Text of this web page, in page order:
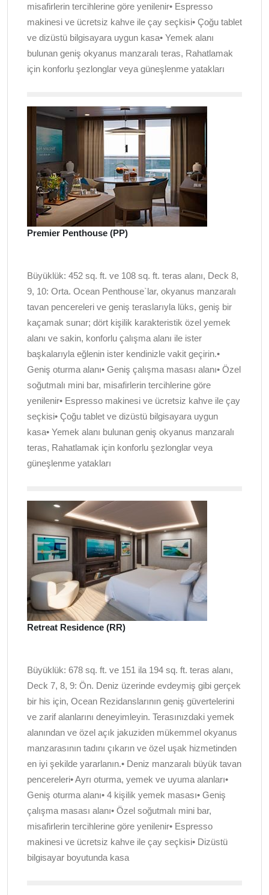
misafirlerin tercihlerine göre yenilenir• Espresso
makinesi ve ücretsiz kahve ile çay seçkisi• Çoğu tablet
ve dizüstü bilgisayara uygun kasa• Yemek alanı
bulunan geniş okyanus manzaralı teras, Rahatlamak
için konforlu şezlonglar veya güneşlenme yatakları
Premier Penthouse (PP)
Büyüklük: 452 sq. ft. ve 108 sq. ft. teras alanı, Deck 8,
9, 10: Orta. Ocean Penthouse`lar, okyanus manzaralı
tavan pencereleri ve geniş teraslarıyla lüks, geniş bir
kaçamak sunar; dört kişilik karakteristik özel yemek
alanı ve sakin, konforlu çalışma alanı ile ister
başkalarıyla eğlenin ister kendinizle vakit geçirin.•
Geniş oturma alanı• Geniş çalışma masası alanı• Özel
soğutmalı mini bar, misafirlerin tercihlerine göre
yenilenir• Espresso makinesi ve ücretsiz kahve ile çay
seçkisi• Çoğu tablet ve dizüstü bilgisayara uygun
kasa• Yemek alanı bulunan geniş okyanus manzaralı
teras, Rahatlamak için konforlu şezlonglar veya
güneşlenme yatakları
Retreat Residence (RR)
Büyüklük: 678 sq. ft. ve 151 ila 194 sq. ft. teras alanı,
Deck 7, 8, 9: Ön. Deniz üzerinde evdeymiş gibi gerçek
bir his için, Ocean Rezidanslarının geniş güvertelerini
ve zarif alanlarını deneyimleyin. Terasınızdaki yemek
alanından ve özel açık jakuziden mükemmel okyanus
manzarasının tadını çıkarın ve özel uşak hizmetinden
en iyi şekilde yararlanın.• Deniz manzaralı büyük tavan
pencereleri• Ayrı oturma, yemek ve uyuma alanları•
Geniş oturma alanı• 4 kişilik yemek masası• Geniş
çalışma masası alanı• Özel soğutmalı mini bar,
misafirlerin tercihlerine göre yenilenir• Espresso
makinesi ve ücretsiz kahve ile çay seçkisi• Dizüstü
bilgisayar boyutunda kasa